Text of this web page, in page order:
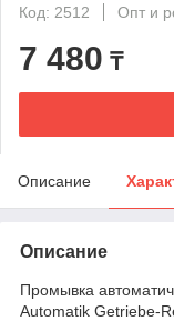
Код: 2512
Опт и
7 480 ₸
Описание
Описание
Промывка
Automatik Getriebe-